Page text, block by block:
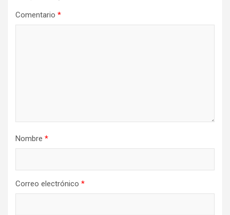
Comentario *
Nombre *
Correo electrónico *